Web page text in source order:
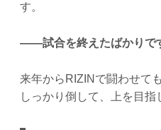
す。
——試合を終えたばかりで
来年からRIZINで闘わせて
しっかり倒して、上を目指